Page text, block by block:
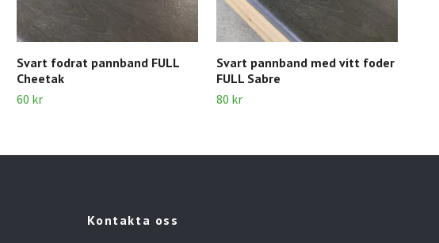
Svart fodrat pannband FULL
Cheetak
60 kr
Svart pannband med vitt foder
FULL Sabre
80 kr
Kontakta oss